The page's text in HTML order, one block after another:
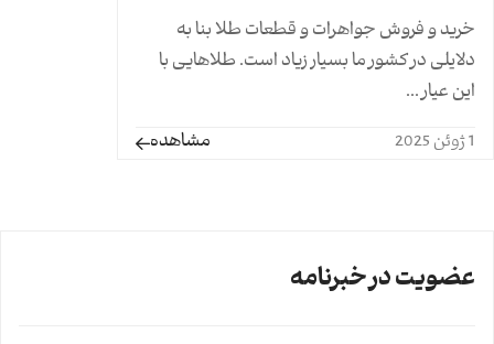
خرید و فروش جواهرات و قطعات طلا بنا به
دلایلی در کشور ما بسیار زیاد است. طلاهایی با
این عیار ...
1 ژوئن 2025 مشاهده
عضویت در خبرنامه